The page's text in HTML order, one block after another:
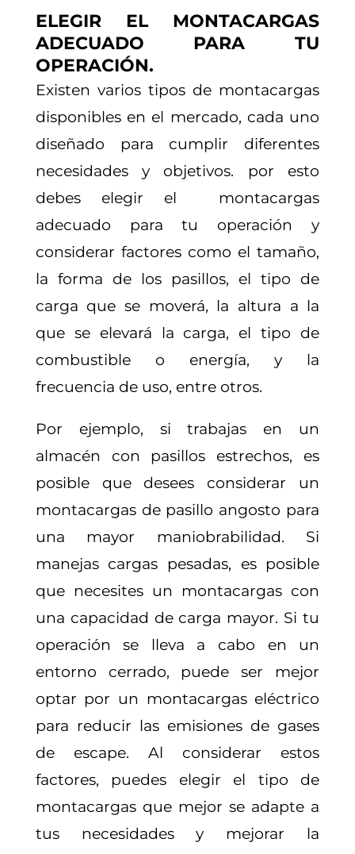
ELEGIR EL MONTACARGAS
ADECUADO PARA TU
OPERACIÓN.
Existen varios tipos de montacargas
disponibles en el mercado, cada uno
diseñado para cumplir diferentes
necesidades y objetivos. por esto
debes elegir el montacargas
adecuado para tu operación y
considerar factores como el tamaño,
la forma de los pasillos, el tipo de
carga que se moverá, la altura a la
que se elevará la carga, el tipo de
combustible o energía, y la
frecuencia de uso, entre otros.
Por ejemplo, si trabajas en un
almacén con pasillos estrechos, es
posible que desees considerar un
montacargas de pasillo angosto para
una mayor maniobrabilidad. Si
manejas cargas pesadas, es posible
que necesites un montacargas con
una capacidad de carga mayor. Si tu
operación se lleva a cabo en un
entorno cerrado, puede ser mejor
optar por un montacargas eléctrico
para reducir las emisiones de gases
de escape. Al considerar estos
factores, puedes elegir el tipo de
montacargas que mejor se adapte a
tus necesidades y mejorar la